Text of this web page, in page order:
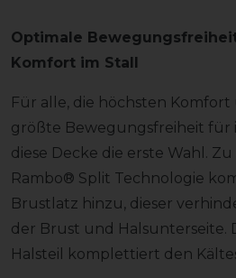
Optimale
Komfort im Stall
Für alle, die höchsten Komfort
größte Bewegungsfreiheit für
diese Decke die erste Wahl.
Rambo® Split Technologie
Brustlatz hinzu, dieser
der Brust und Halsunterseite.
Halsteil komplettiert den